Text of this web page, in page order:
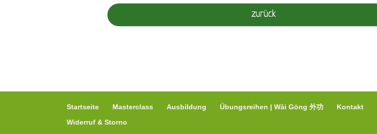
zurück
Startseite Masterclass Ausbildung Übungsreihen | Wài Gōng 外功 Kontakt
Widerruf & Storno